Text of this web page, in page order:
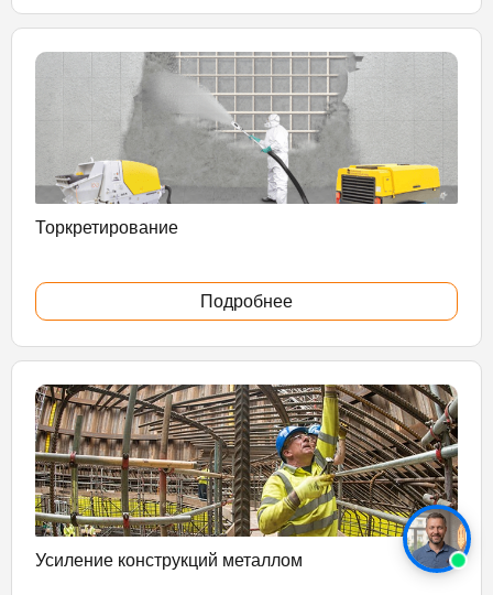
Торкретирование
Подробнее
Усиление конструкций металлом